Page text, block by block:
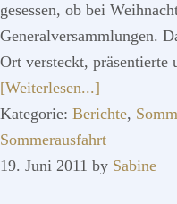
gesessen, ob bei
Generalversammlungen.
Ort versteckt,
[Weiterlesen...]
hätte
das
gedacht!
Kategorie: Berichte,
Sommerausfahrt
19. Juni 2011 by Sabine